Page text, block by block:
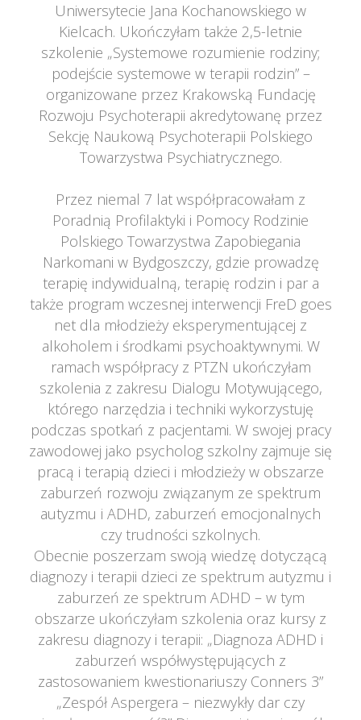
Uniwersytecie Jana Kochanowskiego w
Kielcach. Ukończyłam także 2,5-letnie
zkolenie „Systemowe rozumienie rodziny;
podejście systemowe w terapii rodzin” –
organizowane przez Krakowską Fundację
Rozwoju Psychoterapii akredytowanę przez
Sekcję Naukową Psychoterapii Polskiego
Towarzystwa Psychiatrycznego.
Przez niemal 7 lat współpracowałam z
Poradnią Profilaktyki i Pomocy Rodzinie
Polskiego Towarzystwa Zapobiegania
Narkomani w Bydgoszczy, gdzie prowadzę
terapię indywidualną, terapię rodzin i par a
także program wczesnej interwencji FreD goes
net dla młodzieży eksperymentującej z
alkoholem i środkami psychoaktywnymi. W
ramach współpracy z PTZN ukończyłam
zkolenia z zakresu Dialogu Motywującego,
którego narzędzia i techniki wykorzystuję
podczas spotkań z pacjentami. W swojej pracy
zawodowej jako psycholog szkolny zajmuje się
pracą i terapią dzieci i młodzieży w obszarze
zaburzeń rozwoju związanym ze spektrum
autyzmu i ADHD, zaburzeń emocjonalnych
czy trudności szkolnych.
Obecnie poszerzam swoją wiedzę dotyczącą
diagnozy i terapii dzieci ze spektrum autyzmu i
zaburzeń ze spektrum ADHD – w tym
obszarze ukończyłam szkolenia oraz kursy z
zakresu diagnozy i terapii: „Diagnoza ADHD i
zaburzeń współwystępujących z
zastosowaniem kwestionariuszy Conners 3”
„Zespół Aspergera – niezwykły dar czy